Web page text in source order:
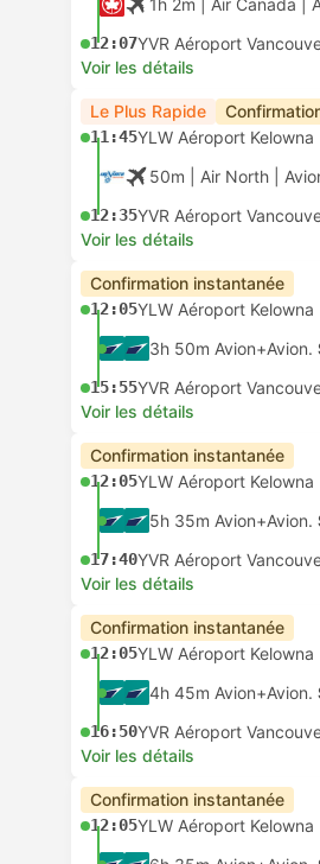
1h 2m | Air Canada
12:07YVR Aéroport
Voir les détails
Le Plus Rapide
11:45YLW Aéroport Kelowna
50m | Air North
12:35YVR Aéroport
Voir les détails
Confirmation instantanée
12:05YLW Aéroport Kelowna
3h 50m Avion+Avion.
15:55YVR Aéroport
Voir les détails
Confirmation instantanée
12:05YLW Aéroport Kelowna
5h 35m Avion+Avion.
17:40YVR Aéroport
Voir les détails
Confirmation instantanée
12:05YLW Aéroport Kelowna
4h 45m Avion+Avion.
16:50YVR Aéroport
Voir les détails
Confirmation instantanée
12:05YLW Aéroport Kelowna